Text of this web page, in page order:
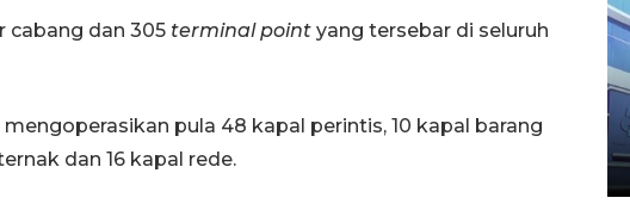
cabang dan 305 terminal point yang tersebar di seluruh
pula 48 kapal perintis, 10 kapal barang
dan 16 kapal rede.
jantung anak
23 Juli 2026 20:04